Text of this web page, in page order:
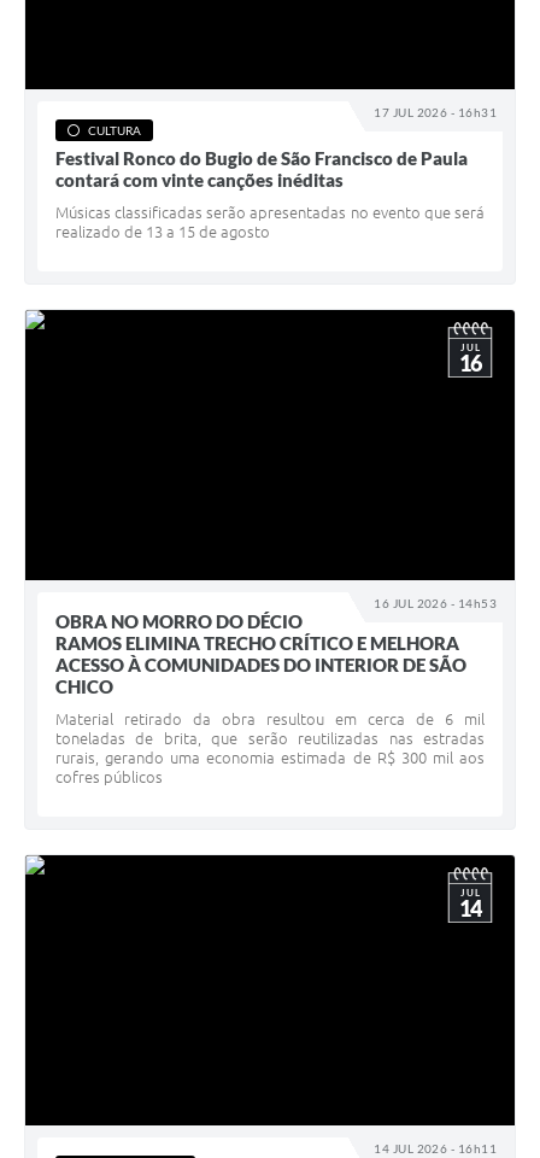
17 JUL 2026 - 16h31
CULTURA
Festival Ronco do Bugio de São Francisco de Paula
contará com vinte canções inéditas
Músicas classificadas serão apresentadas no evento que será
realizado de 13 a 15 de agosto
16 JUL 2026 - 14h53
JUL
16
OBRA NO MORRO DO DÉCIO
RAMOS ELIMINA TRECHO CRÍTICO E MELHORA
ACESSO À COMUNIDADES DO INTERIOR DE SÃO
CHICO
Material retirado da obra resultou em cerca de 6 mil
toneladas de brita, que serão reutilizadas nas estradas
rurais, gerando uma economia estimada de R$ 300 mil aos
cofres públicos
14 JUL 2026 - 16h11
JUL
14